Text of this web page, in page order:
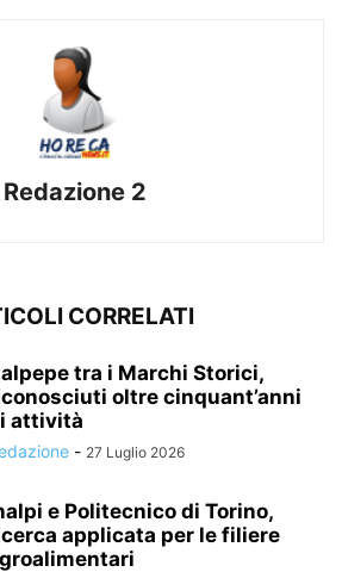
Redazione 2
CORRELATI
tra i Marchi Storici,
oltre cinquant’anni
attività
- 27 Luglio 2026
e Politecnico di Torino,
applicata per le filiere